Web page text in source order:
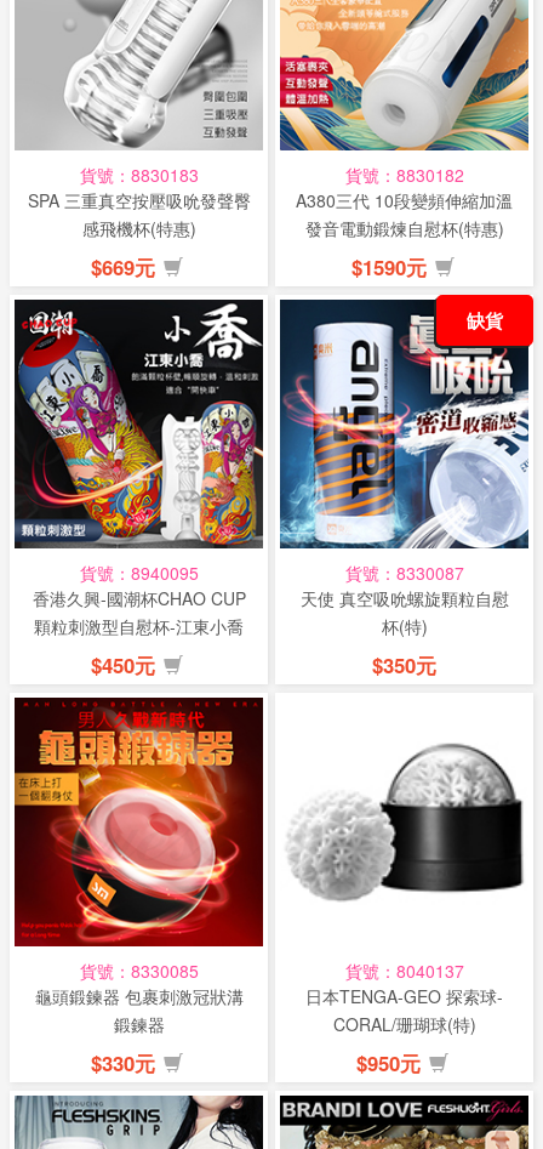
貨號：8830183
SPA 三重真空按壓吸吮發聲臀
感飛機杯(特惠)
$669元
貨號：8830182
A380三代 10段變頻伸縮加溫
發音電動鍛煉自慰杯(特惠)
$1590元
貨號：8940095
香港久興-國潮杯CHAO CUP
顆粒刺激型自慰杯-江東小喬
$450元
貨號：8330087
天使 真空吸吮螺旋顆粒自慰
杯(特)
$350元
缺貨
貨號：8330085
龜頭鍛鍊器 包裹刺激冠狀溝
鍛鍊器
$330元
貨號：8040137
日本TENGA-GEO 探索球-
CORAL/珊瑚球(特)
$950元